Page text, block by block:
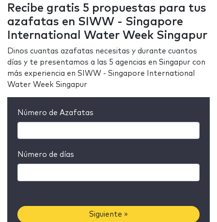
Recibe gratis 5 propuestas para tus
azafatas en SIWW - Singapore
International Water Week Singapur
Dinos cuantas azafatas necesitas y durante cuantos
días y te presentamos a las 5 agencias en Singapur con
más experiencia en SIWW - Singapore International
Water Week Singapur
Número de Azafatas
Número de días
Siguiente »